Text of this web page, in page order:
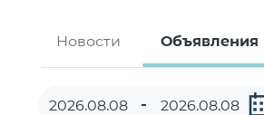
Новости Объявления